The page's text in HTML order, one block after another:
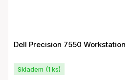
Dell Precision 7550 Workstation
Skladem (1 ks)